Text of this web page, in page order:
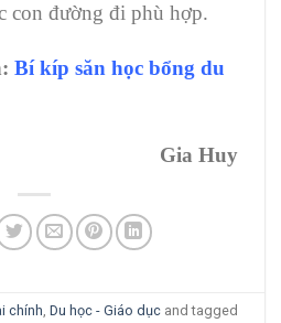
con đường đi phù hợp.
Bí kíp săn học bổng du
Gia Huy
chính, Du học - Giáo dục and tagged